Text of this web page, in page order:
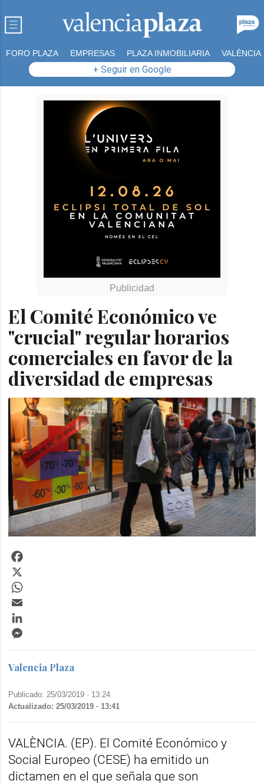
FORO PLAZA EMPRESAS PLAZA INMOBILIARIA VALÈNCIA
+ Seguir en Google
El Comité Económico ve
"crucial" regular horarios
comerciales en favor de la
diversidad de empresas
Valencia Plaza
Publicado: 25/03/2019 · 13:24
Actualizado: 25/03/2019 · 13:41
VALÈNCIA. (EP). El Comité Económico y
Social Europeo (CESE) ha emitido un
dictamen en el que señala que son